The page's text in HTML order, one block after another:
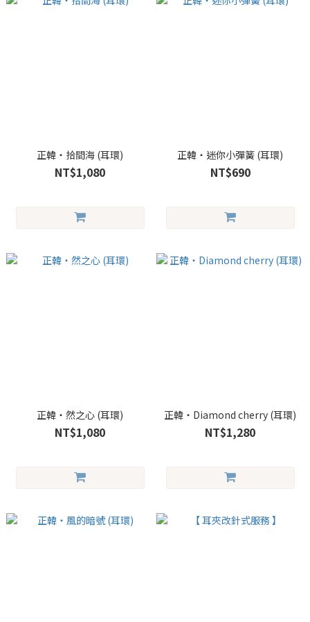
正韓・拾間海 (耳環)
NT$1,080
正韓・迷你小彈簧 (耳環)
NT$690
正韓・然之心 (耳環)
NT$1,080
正韓・Diamond cherry (耳環)
NT$1,280